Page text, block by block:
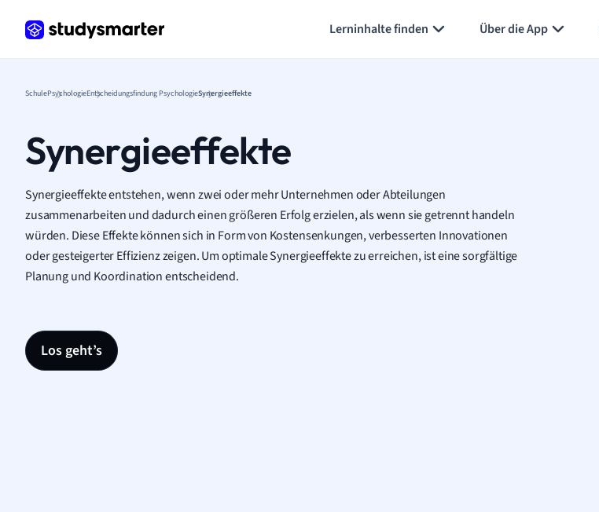
Lerninhalte finden Über die App
SchulePsychologieEntscheidungsfindung PsychologieSynergieeffekte
Synergieeffekte
Synergieeffekte entstehen, wenn zwei oder mehr Unternehmen oder Abteilungen
zusammenarbeiten und dadurch einen größeren Erfolg erzielen, als wenn sie getrennt handeln
würden. Diese Effekte können sich in Form von Kostensenkungen, verbesserten Innovationen
oder gesteigerter Effizienz zeigen. Um optimale Synergieeffekte zu erreichen, ist eine sorgfältige
Planung und Koordination entscheidend.
Los geht’s